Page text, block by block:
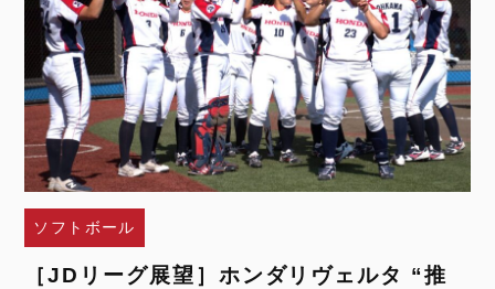
ソフトボール
［JDリーグ展望］ホンダリヴェルタ “推